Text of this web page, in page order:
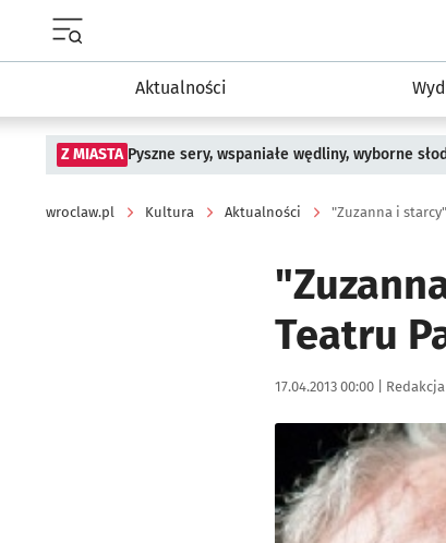
Aktualności
Z MIASTA Pyszne sery, wspaniałe wędliny, wyborne
wroclaw.pl Kultura Aktualności "Zuzanna i
Teatru
Data publikacji:
17.04.2013 00:00 | Autor:
Kliknij, aby